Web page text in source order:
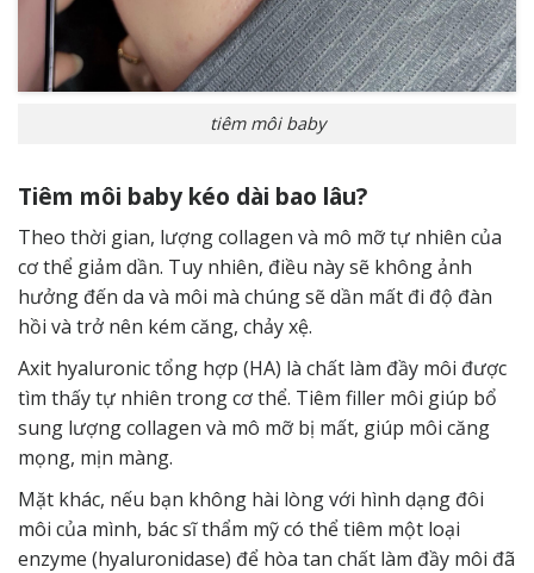
tiêm môi baby
Tiêm môi baby kéo dài bao lâu?
Theo thời gian, lượng collagen và mô mỡ tự nhiên của
cơ thể giảm dần. Tuy nhiên, điều này sẽ không ảnh
hưởng đến da và môi mà chúng sẽ dần mất đi độ đàn
hồi và trở nên kém căng, chảy xệ.
Axit hyaluronic tổng hợp (HA) là chất làm đầy môi được
tìm thấy tự nhiên trong cơ thể. Tiêm filler môi giúp bổ
sung lượng collagen và mô mỡ bị mất, giúp môi căng
mọng, mịn màng.
Mặt khác, nếu bạn không hài lòng với hình dạng đôi
môi của mình, bác sĩ thẩm mỹ có thể tiêm một loại
enzyme (hyaluronidase) để hòa tan chất làm đầy môi đã